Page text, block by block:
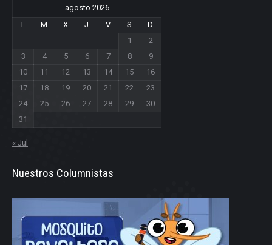
agosto 2026
L
M X J V S
D
1
2
3
4 5 6 7 8
9
10
11 12 13 14 15
16
17
18 19 20 21 22
23
24
25 26 27 28 29
30
31
« Jul
Nuestros Columnistas